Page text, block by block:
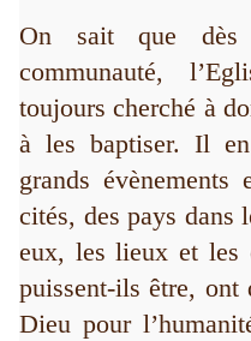
On sait que
communauté,
toujours cherché à
à les baptiser. Il
grands évènements
cités, des pays dans
eux, les lieux et les
puissent-ils être, ont
Dieu pour